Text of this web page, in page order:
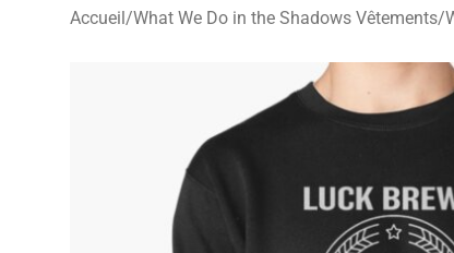
Accueil/What We Do in the Shadows Vêtements/